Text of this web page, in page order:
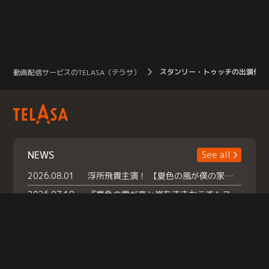
動画配信サービスのTELASA（テラサ） スタンリー・トゥッチの出演作品
NEWS
See all
2026.08.01
浮所飛貴主演！ 【夏色の風が僕の家にやってきた】 本日よりテラサで独占配信スタート！
2026.07.18
『夏色の雲が恋と嵐をまきおこす』スペシャルメイキング 【Part1】2026年７月18日（土）23時30分～配信スタート！話題のシーンの裏側を大公開！豪華キャスト大集合！ 『武宮家 真夏の家族会議』開催！